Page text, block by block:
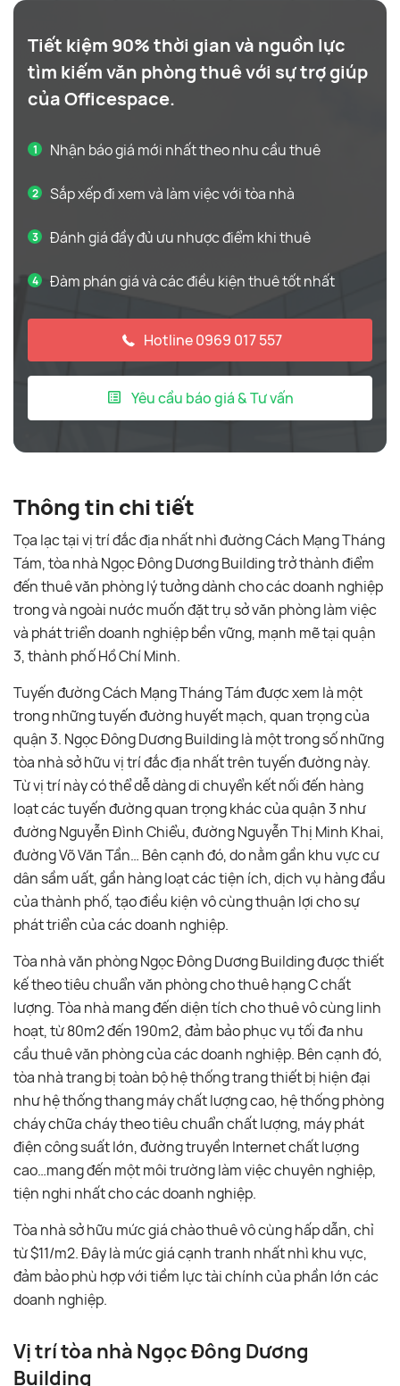
Tiết kiệm 90% thời gian và nguồn lực
tìm kiếm văn phòng thuê với sự trợ giúp
của Officespace.
Nhận báo giá mới nhất theo nhu cầu thuê
Sắp xếp đi xem và làm việc với tòa nhà
Đánh giá đầy đủ ưu nhược điểm khi thuê
Đàm phán giá và các điều kiện thuê tốt nhất
Hotline 0969 017 557
Yêu cầu báo giá & Tư vấn
Thông tin chi tiết
Tọa lạc tại vị trí đắc địa nhất nhì đường Cách Mạng Tháng
Tám, tòa nhà Ngọc Đông Dương Building trở thành điểm
đến thuê văn phòng lý tưởng dành cho các doanh nghiệp
trong và ngoài nước muốn đặt trụ sở văn phòng làm việc
và phát triển doanh nghiệp bền vững, mạnh mẽ tại quận
3, thành phố Hồ Chí Minh.
Tuyến đường Cách Mạng Tháng Tám được xem là một
trong những tuyến đường huyết mạch, quan trọng của
quận 3. Ngọc Đông Dương Building là một trong số những
tòa nhà sở hữu vị trí đắc địa nhất trên tuyến đường này.
Từ vị trí này có thể dễ dàng di chuyển kết nối đến hàng
loạt các tuyến đường quan trọng khác của quận 3 như
đường Nguyễn Đình Chiểu, đường Nguyễn Thị Minh Khai,
đường Võ Văn Tần… Bên cạnh đó, do nằm gần khu vực cư
dân sầm uất, gần hàng loạt các tiện ích, dịch vụ hàng đầu
của thành phố, tạo điều kiện vô cùng thuận lợi cho sự
phát triển của các doanh nghiệp.
Tòa nhà văn phòng Ngọc Đông Dương Building được thiết
kế theo tiêu chuẩn văn phòng cho thuê hạng C chất
lượng. Tòa nhà mang đến diện tích cho thuê vô cùng linh
hoạt, từ 80m2 đến 190m2, đảm bảo phục vụ tối đa nhu
cầu thuê văn phòng của các doanh nghiệp. Bên cạnh đó,
tòa nhà trang bị toàn bộ hệ thống trang thiết bị hiện đại
như hệ thống thang máy chất lượng cao, hệ thống phòng
cháy chữa cháy theo tiêu chuẩn chất lượng, máy phát
điện công suất lớn, đường truyền Internet chất lượng
cao…mang đến một môi trường làm việc chuyên nghiệp,
tiện nghi nhất cho các doanh nghiệp.
Tòa nhà sở hữu mức giá chào thuê vô cùng hấp dẫn, chỉ
từ $11/m2. Đây là mức giá cạnh tranh nhất nhì khu vực,
đảm bảo phù hợp với tiềm lực tài chính của phần lớn các
doanh nghiệp.
Vị trí tòa nhà Ngọc Đông Dương
Building